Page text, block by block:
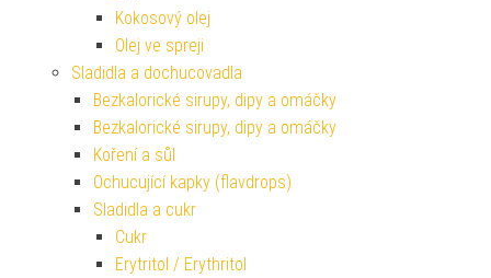
Kokosový olej
Olej ve spreji
Sladidla a dochucovadla
Bezkalorické sirupy, dipy a omáčky
Bezkalorické sirupy, dipy a omáčky
Koření a sůl
Ochucující kapky (flavdrops)
Sladidla a cukr
Cukr
Erytritol / Erythritol